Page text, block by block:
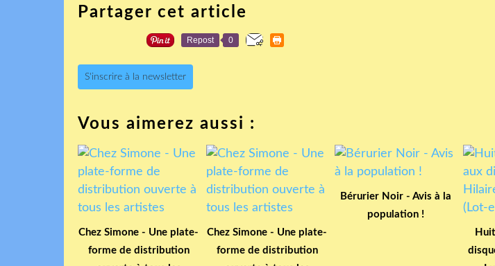
Partager cet article
Repost 0
S'inscrire à la newsletter
Vous aimerez aussi :
Chez Simone - Une plate-
forme de distribution
Chez Simone - Une plate-
forme de distribution
Bérurier Noir - Avis à la
population !